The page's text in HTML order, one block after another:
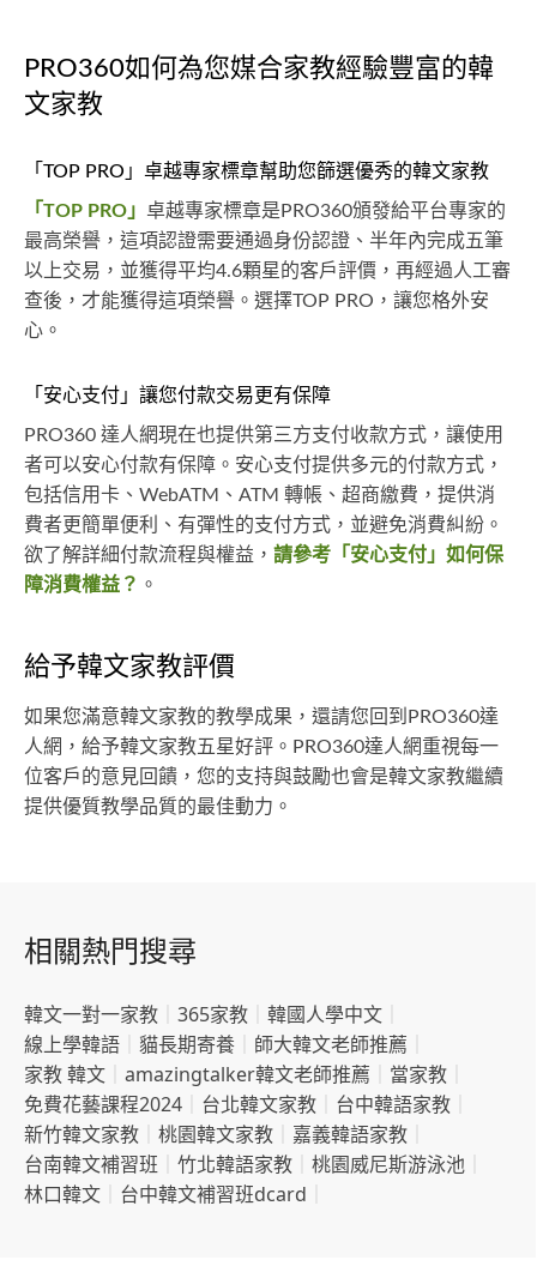
PRO360如何為您媒合家教經驗豐富的韓
文家教
「TOP PRO」卓越專家標章幫助您篩選優秀的韓文家教
「TOP PRO」 卓越專家標章是PRO360頒發給平台專家的
最高榮譽，這項認證需要通過身份認證、半年內完成五筆
以上交易，並獲得平均4.6顆星的客戶評價，再經過人工審
查後，才能獲得這項榮譽。選擇TOP PRO，讓您格外安
心。
「安心支付」讓您付款交易更有保障
PRO360 達人網現在也提供第三方支付收款方式，讓使用
者可以安心付款有保障。安心支付提供多元的付款方式，
包括信用卡、WebATM、ATM 轉帳、超商繳費，提供消
費者更簡單便利、有彈性的支付方式，並避免消費糾紛。
欲了解詳細付款流程與權益， 請參考「安心支付」如何保
障消費權益？ 。
給予韓文家教評價
如果您滿意韓文家教的教學成果，還請您回到PRO360達
人網，給予韓文家教五星好評。PRO360達人網重視每一
位客戶的意見回饋，您的支持與鼓勵也會是韓文家教繼續
提供優質教學品質的最佳動力。
相關熱門搜尋
韓文一對一家教 365家教 韓國人學中文
線上學韓語
貓長期寄養 師大韓文老師推薦
家教 韓文
amazingtalker韓文老師推薦 當家教
免費花藝課程2024
台北韓文家教 台中韓語家教
新竹韓文家教
桃園韓文家教 嘉義韓語家教
台南韓文補習班
竹北韓語家教 桃園威尼斯游泳池
林口韓文
台中韓文補習班dcard